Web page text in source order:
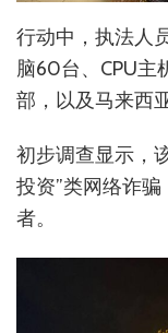
行动中，执法人
脑60台、CPU主
部，以及马来西
初步调查显示，
投资”类网络诈
者。